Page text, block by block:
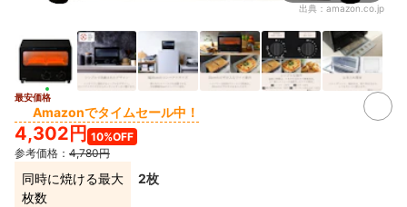
出典： amazon.co.jp
最安価格
Amazonでタイムセール中！
4,302円 10%OFF
参考価格： 4,780円
同時に焼ける最大
枚数
2枚